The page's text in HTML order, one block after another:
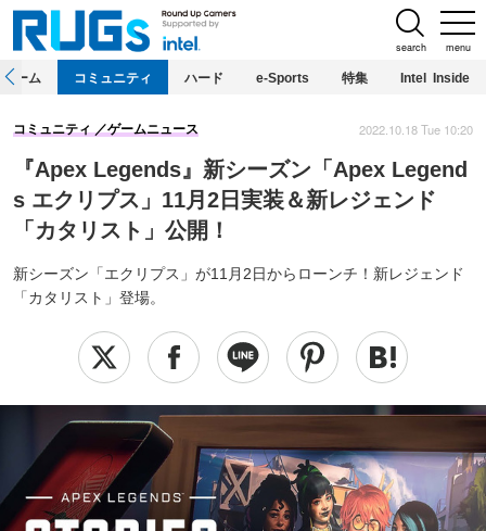
menu
search
ホーム コミュニティ ハード e-Sports 特集 Intel Inside
『Apex Legends』新シーズン「Apex Legend
s エクリプス」11月2日実装＆新レジェンド
「カタリスト」公開！
新シーズン「エクリプス」が11月2日からローンチ！新レジェンド
「カタリスト」登場。
コミュニティ ゲームニュース 2022.10.18 Tue 10:20